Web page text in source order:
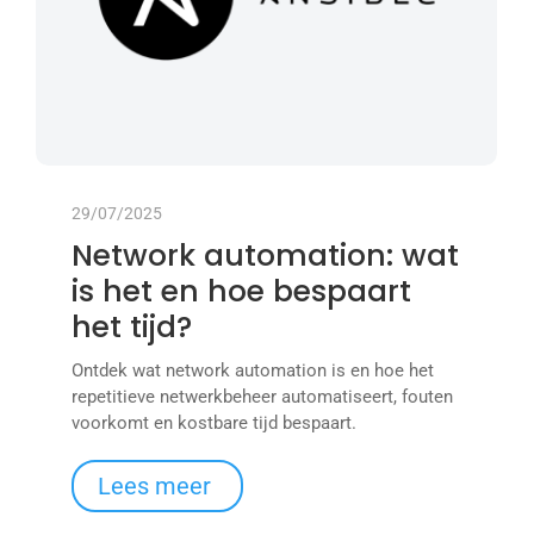
29/07/2025
Network automation: wat
is het en hoe bespaart
het tijd?
Ontdek wat network automation is en hoe het
repetitieve netwerkbeheer automatiseert, fouten
voorkomt en kostbare tijd bespaart.
Lees meer